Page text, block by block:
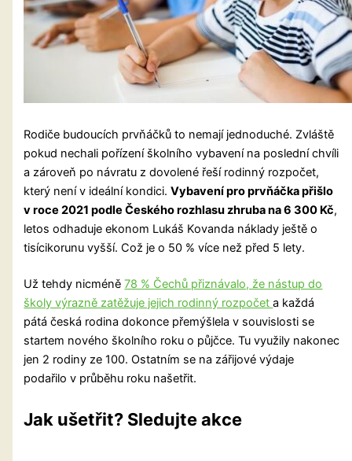
Rodiče budoucích prvňáčků to nemají jednoduché. Zvláště
pokud nechali pořízení školního vybavení na poslední chvíli
a zároveň po návratu z dovolené řeší rodinný rozpočet,
který není v ideální kondici.Vybavení pro prvňáčka přišlo
v roce 2021 podle Českého rozhlasu zhruba na 6 300 Kč,
letos odhaduje ekonom Lukáš Kovanda náklady ještě o
tisícikorunu vyšší. Což je o 50 % více než před 5 lety.
Už tehdy nicméně78 % Čechů přiznávalo, že nástup do
školy výrazně zatěžuje jejich rodinný rozpočeta každá
pátá česká rodina dokonce přemýšlela v souvislosti se
startem nového školního roku o půjčce. Tu využily nakonec
jen 2 rodiny ze 100. Ostatním se na zářijové výdaje
podařilo v průběhu roku našetřit.
Jak ušetřit? Sledujte akce